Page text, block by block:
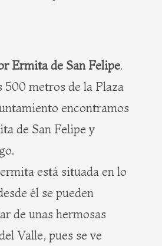
Ermita de San Felipe.
500 metros de la Plaza
encontramos
de San Felipe y
está situada en lo
él se pueden
de unas hermosas
Valle, pues se ve